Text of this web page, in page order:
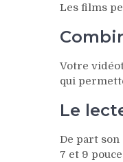
Les films
Votre
qui
Le
De part
7 et 9